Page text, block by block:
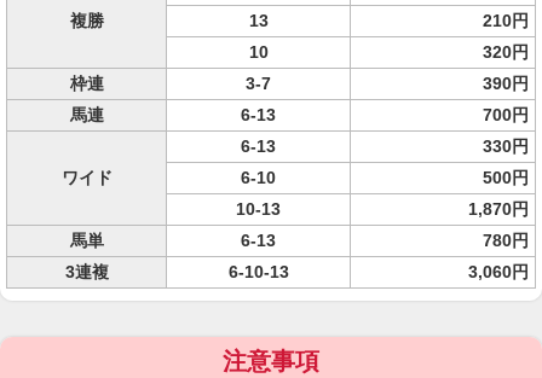
複勝
13
210円
10
320円
枠連
3-7
390円
馬連
6-13 700円
ワイド
6-13
330円
6-10
500円
10-13
1,870円
馬単
6-13
780円
3連複
6-10-13 3,060円
注意事項